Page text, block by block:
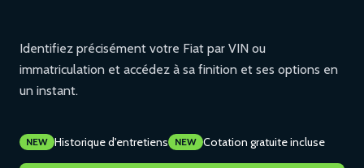
Identifiez précisément votre Fiat par VIN ou
immatriculation et accédez à sa finition et ses options en
un instant.
NEW Historique d'entretiens NEW Cotation gratuite incluse